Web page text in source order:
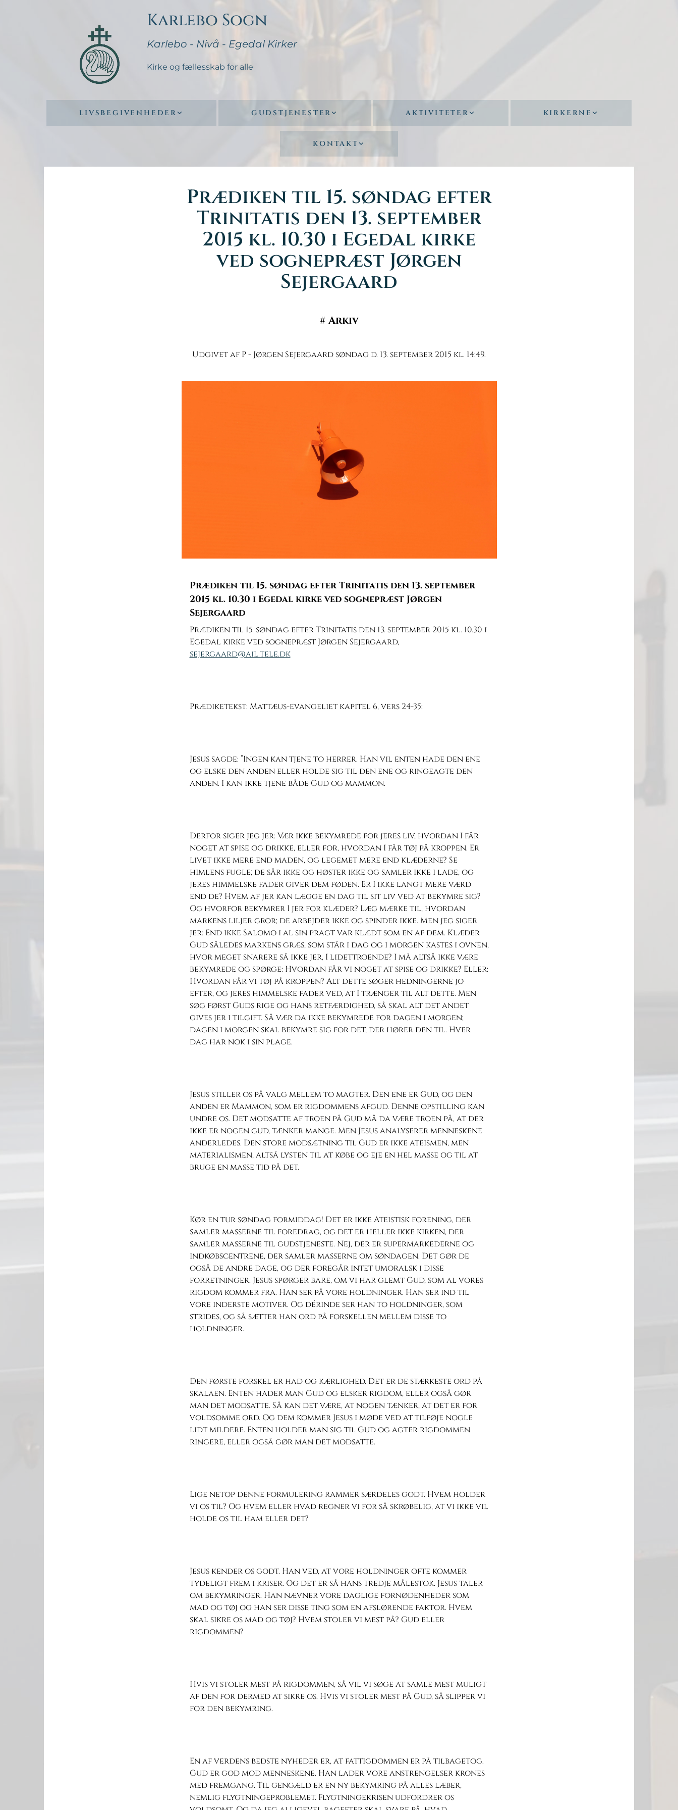
Karlebo Sogn
Karlebo - Nivå - Egedal Kirker
Kirke og fællesskab for alle
LIVSBEGIVENHEDER GUDSTJENESTER AKTIVITETER KIRKERNE
KONTAKT
Prædiken til 15. søndag efter
Trinitatis den 13. september
2015 kl. 10.30 i Egedal kirke
ved sognepræst Jørgen
Sejergaard
#Arkiv
Udgivet af P - Jørgen Sejergaard søndag d. 13. september 2015 kl. 14:49.
Prædiken til 15. søndag efter Trinitatis den 13. september
2015 kl. 10.30 i Egedal kirke ved sognepræst Jørgen
Sejergaard
Prædiken til 15. søndag efter Trinitatis den 13. september 2015 kl. 10.30 i
Egedal kirke ved sognepræst Jørgen Sejergaard,
sejergaard@ail.tele.dk
Prædiketekst: Mattæus-evangeliet kapitel 6, vers 24-35:
Jesus sagde: ”Ingen kan tjene to herrer. Han vil enten hade den ene
og elske den anden eller holde sig til den ene og ringeagte den
anden. I kan ikke tjene både Gud og mammon.
Derfor siger jeg jer: Vær ikke bekymrede for jeres liv, hvordan I får
noget at spise og drikke, eller for, hvordan I får tøj på kroppen. Er
livet ikke mere end maden, og legemet mere end klæderne? Se
himlens fugle; de sår ikke og høster ikke og samler ikke i lade, og
jeres himmelske fader giver dem føden. Er I ikke langt mere værd
end de? Hvem af jer kan lægge en dag til sit liv ved at bekymre sig?
Og hvorfor bekymrer I jer for klæder? Læg mærke til, hvordan
markens liljer gror; de arbejder ikke og spinder ikke. Men jeg siger
jer: End ikke Salomo i al sin pragt var klædt som en af dem. Klæder
Gud således markens græs, som står i dag og i morgen kastes i ovnen,
hvor meget snarere så ikke jer, I lidettroende? I må altså ikke være
bekymrede og spørge: Hvordan får vi noget at spise og drikke? Eller:
Hvordan får vi tøj på kroppen? Alt dette søger hedningerne jo
efter, og jeres himmelske fader ved, at I trænger til alt dette. Men
søg først Guds rige og hans retfærdighed, så skal alt det andet
gives jer i tilgift. Så vær da ikke bekymrede for dagen i morgen;
dagen i morgen skal bekymre sig for det, der hører den til. Hver
dag har nok i sin plage.
Jesus stiller os på valg mellem to magter. Den ene er Gud, og den
anden er Mammon, som er rigdommens afgud. Denne opstilling kan
undre os. Det modsatte af troen på Gud må da være troen på, at der
ikke er nogen gud, tænker mange. Men Jesus analyserer menneskene
anderledes. Den store modsætning til Gud er ikke ateismen, men
materialismen, altså lysten til at købe og eje en hel masse og til at
bruge en masse tid på det.
Kør en tur søndag formiddag! Det er ikke Ateistisk forening, der
samler masserne til foredrag, og det er heller ikke kirken, der
samler masserne til gudstjeneste. Nej, der er supermarkederne og
indkøbscentrene, der samler masserne om søndagen. Det gør de
også de andre dage, og der foregår intet umoralsk i disse
forretninger. Jesus spørger bare, om vi har glemt Gud, som al vores
rigdom kommer fra. Han ser på vore holdninger. Han ser ind til
vore inderste motiver. Og dérinde ser han to holdninger, som
strides, og så sætter han ord på forskellen mellem disse to
holdninger.
Den første forskel er had og kærlighed. Det er de stærkeste ord på
skalaen. Enten hader man Gud og elsker rigdom, eller også gør
man det modsatte. Så kan det være, at nogen tænker, at det er for
voldsomme ord. Og dem kommer Jesus i møde ved at tilføje nogle
lidt mildere. Enten holder man sig til Gud og agter rigdommen
ringere, eller også gør man det modsatte.
Lige netop denne formulering rammer særdeles godt. Hvem holder
vi os til? Og hvem eller hvad regner vi for så skrøbelig, at vi ikke vil
holde os til ham eller det?
Jesus kender os godt. Han ved, at vore holdninger ofte kommer
tydeligt frem i kriser. Og det er så hans tredje målestok. Jesus taler
om bekymringer. Han nævner vore daglige fornødenheder som
mad og tøj og han ser disse ting som en afslørende faktor. Hvem
skal sikre os mad og tøj? Hvem stoler vi mest på? Gud eller
rigdommen?
Hvis vi stoler mest på rigdommen, så vil vi søge at samle mest muligt
af den for dermed at sikre os. Hvis vi stoler mest på Gud, så slipper vi
for den bekymring.
En af verdens bedste nyheder er, at fattigdommen er på tilbagetog.
Gud er god mod menneskene. Han lader vore anstrengelser krones
med fremgang. Til gengæld er en ny bekymring på alles læber,
nemlig flygtningeproblemet. Flygtningekrisen udfordrer os